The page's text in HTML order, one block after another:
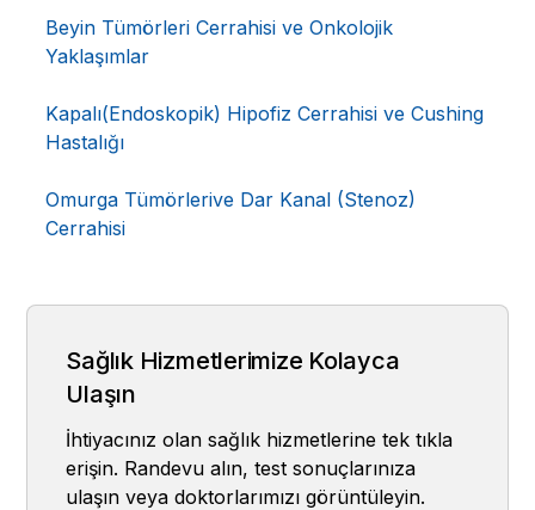
Beyin Tümörleri Cerrahisi ve Onkolojik
Yaklaşımlar
Kapalı(Endoskopik) Hipofiz Cerrahisi ve Cushing
Hastalığı
Omurga Tümörlerive Dar Kanal (Stenoz)
Cerrahisi
Sağlık Hizmetlerimize Kolayca
Ulaşın
İhtiyacınız olan sağlık hizmetlerine tek tıkla
erişin. Randevu alın, test sonuçlarınıza
ulaşın veya doktorlarımızı görüntüleyin.